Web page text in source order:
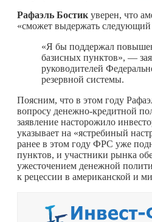
Рафаэль Бостик уверен, что
«сможет выдержать
«Я бы поддержал
базисных пунктов», —
руководителей
резервной системы.
Поясним, что в этом году
вопросу денежно-кредитной
заявление насторожило
указывает на «ястребиный
ранее в этом году ФРС уже
пунктов, и участники рынка
ужесточением денежной
к рецессии в американской и